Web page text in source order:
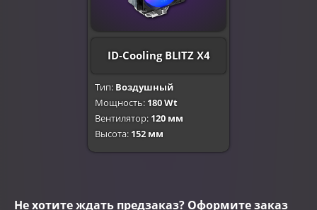
ID-Cooling BLITZ X4
Тип: Воздушный
Мощность: 180 Wt
Вентилятор: 120 мм
Высота: 152 мм
Не хотите ждать предзаказ? Оформите заказ